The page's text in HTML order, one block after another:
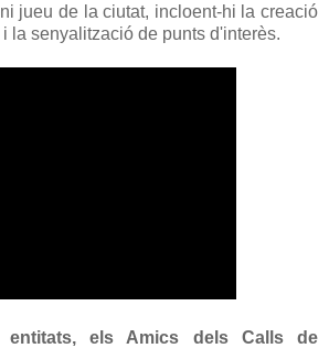
jueu de la ciutat, incloent-hi la creació
la senyalització de punts d'interès.
els Amics dels Calls de